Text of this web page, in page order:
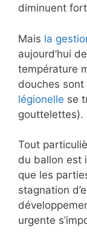
diminuent
Mais la
aujourd’hui
température
douches
légionelle se
gouttelettes).
Tout
du ballon est
que les
stagnation
urgente